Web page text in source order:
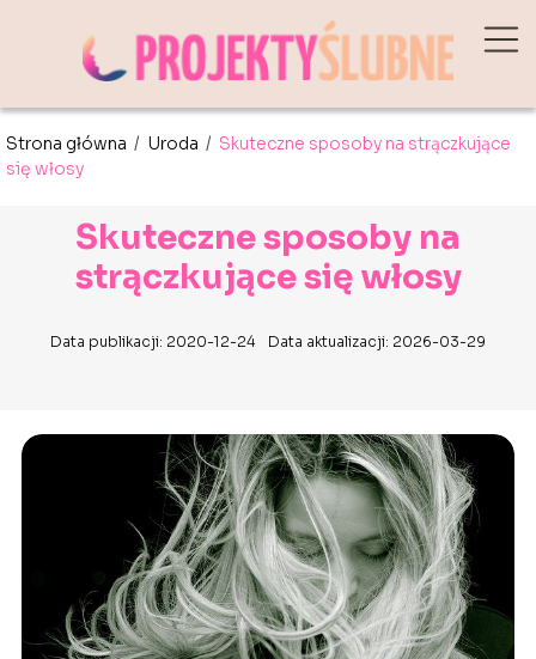
Strona główna / Uroda / Skuteczne sposoby na strączkujące
się włosy
Skuteczne sposoby na
strączkujące się włosy
Data publikacji: 2020-12-24 Data aktualizacji: 2026-03-29